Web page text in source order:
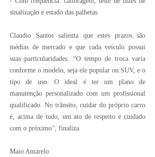
sinalização e estado das palhetas.
Claudio Santos salienta que estes prazos são
médias de mercado e que cada veículo possui
suas particularidades. “O tempo de troca varia
conforme o modelo, seja ele popular ou SUV, e o
tipo de uso. O ideal é ter um plano de
manutenção personalizado com um profissional
qualificado. No trânsito, cuidar do próprio carro
é, acima de tudo, um ato de respeito e cuidado
com o próximo”, finaliza.
Maio Amarelo